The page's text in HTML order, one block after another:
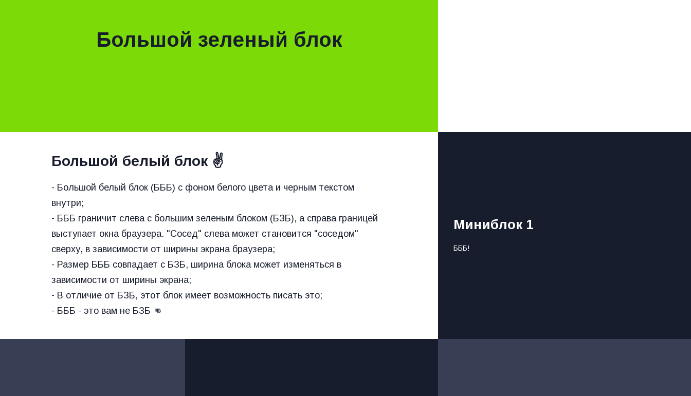
Большой зеленый блок
Большой белый блок ✌
- Большой белый блок (БББ) с фоном белого цвета и черным текстом
внутри;
- БББ граничит слева с большим зеленым блоком (БЗБ), а справа границей
выступает окна браузера. "Сосед" слева может становится "соседом"
сверху, в зависимости от ширины экрана браузера;
- Размер БББ совпадает с БЗБ, ширина блока может изменяться в
зависимости от ширины экрана;
- В отличие от БЗБ, этот блок имеет возможность писать это;
Миниблок 1
БББ!